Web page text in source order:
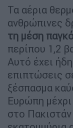
Τα αέρια
ανθρώπινες
τη μέση
περίπου 1,2
Αυτό έχει
επιπτώσεις
ξέσπασμα
Ευρώπη
στο